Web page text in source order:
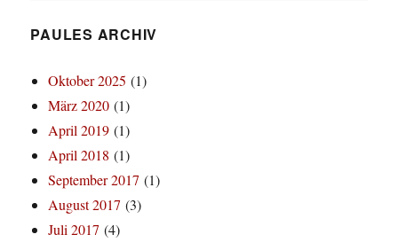
PAULES ARCHIV
Oktober 2025 (1)
März 2020 (1)
April 2019 (1)
April 2018 (1)
September 2017 (1)
August 2017 (3)
Juli 2017 (4)